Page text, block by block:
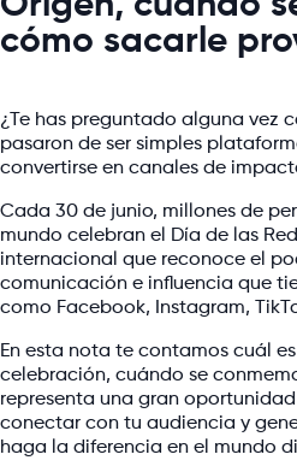
cómo sacarle
¿Te has preguntado alguna vez
pasaron de ser simples
convertirse en canales de
Cada 30 de junio, millones de
mundo celebran el Día de las
internacional que reconoce el
comunicación e influencia que
como Facebook, Instagram,
En esta nota te contamos cuál
celebración, cuándo se
representa una gran
conectar con tu audiencia y
haga la diferencia en el mundo